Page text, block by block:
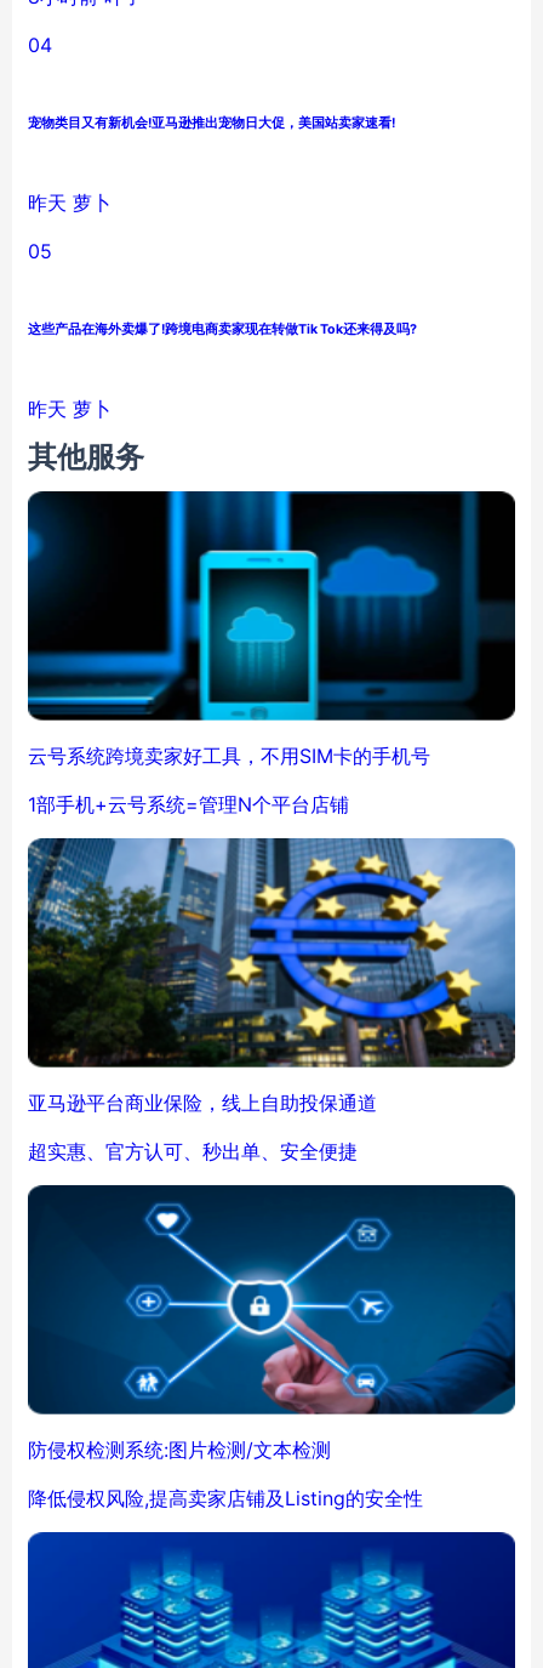
04
宠物类目又有新机会!亚马逊推出宠物日大促，美国站卖家速看!
昨天 萝卜
05
这些产品在海外卖爆了!跨境电商卖家现在转做Tik Tok还来得及吗?
昨天 萝卜
其他服务
云号系统跨境卖家好工具，不用SIM卡的手机号
1部手机+云号系统=管理N个平台店铺
亚马逊平台商业保险，线上自助投保通道
超实惠、官方认可、秒出单、安全便捷
防侵权检测系统:图片检测/文本检测
降低侵权风险,提高卖家店铺及Listing的安全性